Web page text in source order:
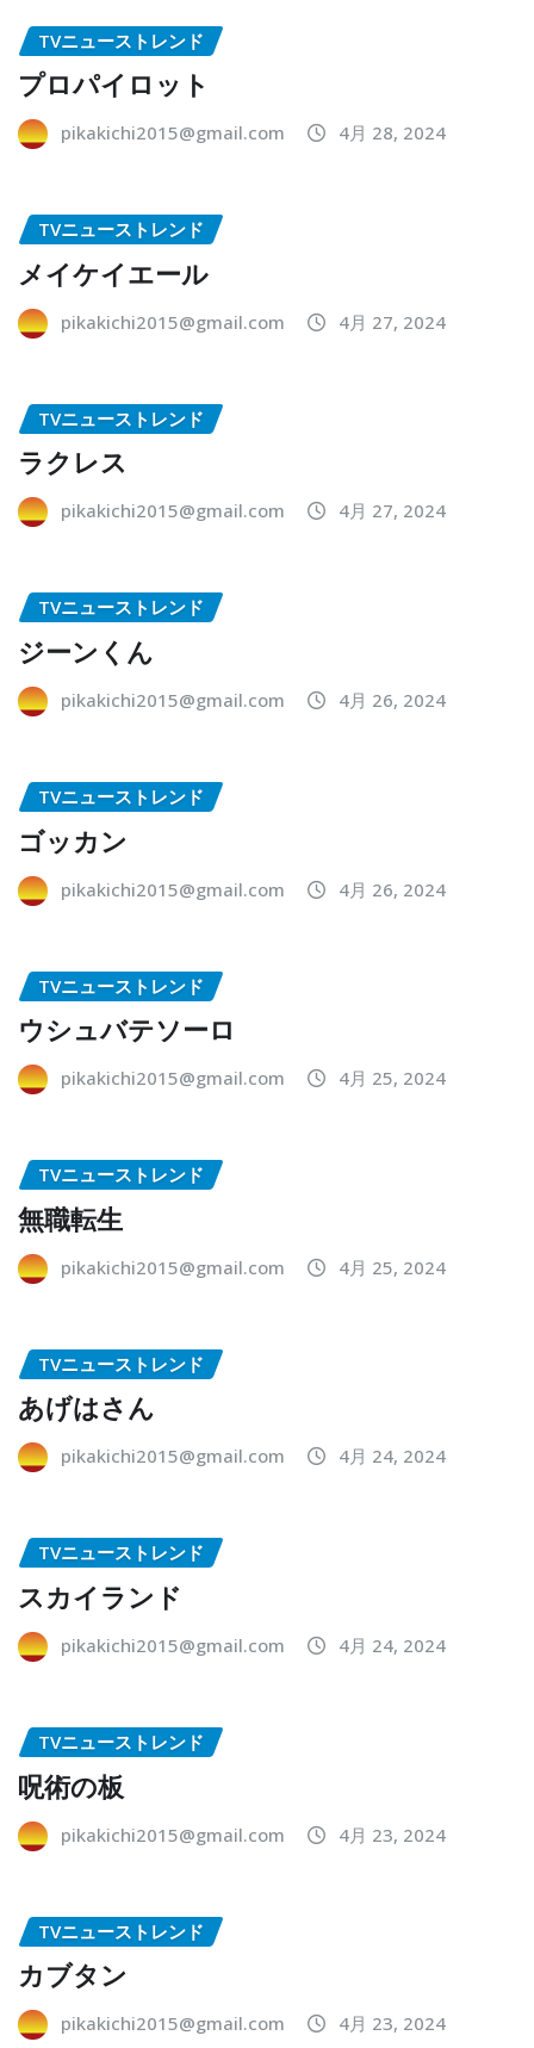
TVニューストレンド
プロパイロット
pikakichi2015@gmail.com 4月 28, 2024
TVニューストレンド
メイケイエール
pikakichi2015@gmail.com 4月 27, 2024
TVニューストレンド
ラクレス
pikakichi2015@gmail.com 4月 27, 2024
TVニューストレンド
ジーンくん
pikakichi2015@gmail.com 4月 26, 2024
TVニューストレンド
ゴッカン
pikakichi2015@gmail.com 4月 26, 2024
TVニューストレンド
ウシュバテソーロ
pikakichi2015@gmail.com 4月 25, 2024
TVニューストレンド
無職転生
pikakichi2015@gmail.com 4月 25, 2024
TVニューストレンド
あげはさん
pikakichi2015@gmail.com 4月 24, 2024
TVニューストレンド
スカイランド
pikakichi2015@gmail.com 4月 24, 2024
TVニューストレンド
呪術の板
pikakichi2015@gmail.com 4月 23, 2024
TVニューストレンド
カブタン
pikakichi2015@gmail.com 4月 23, 2024